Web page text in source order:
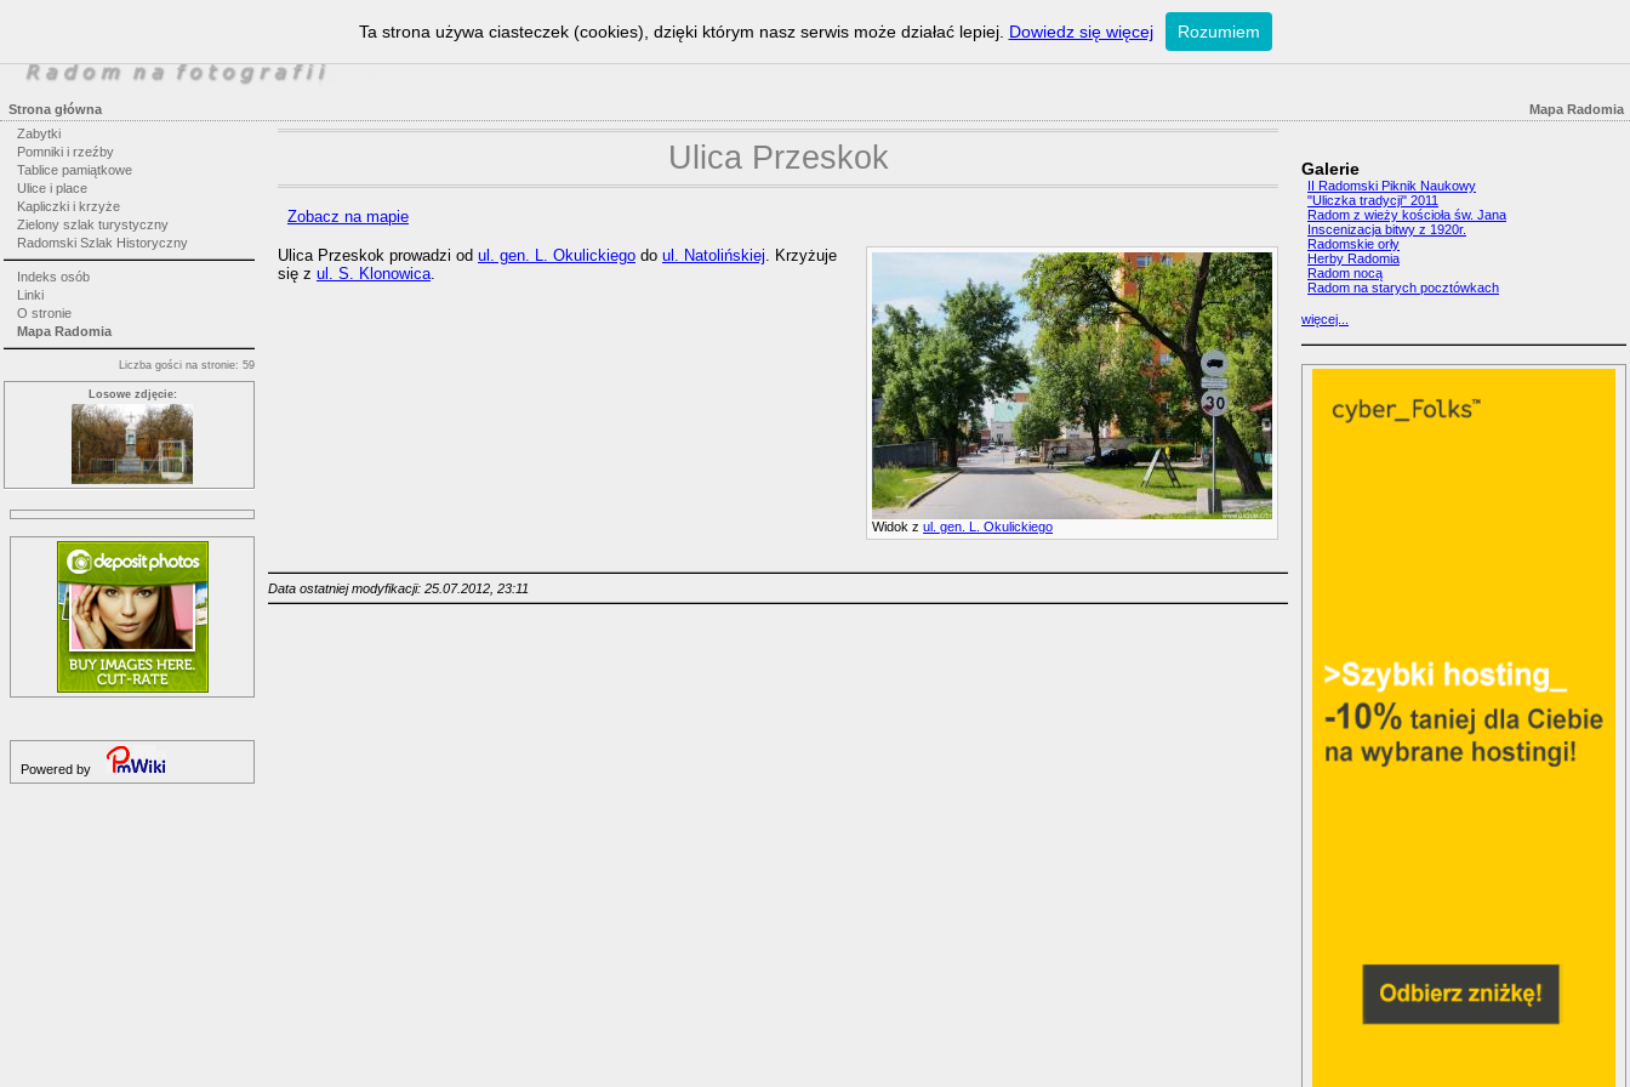
Mapa Radomia
Strona główna
Zabytki
Pomniki i rzeźby
Tablice pamiątkowe
Ulice i place
Kapliczki i krzyże
Zielony szlak turystyczny
Radomski Szlak Historyczny
Indeks osób
Linki
O stronie
Mapa Radomia
Liczba gości na stronie: 59
Losowe zdjęcie:
Powered by
Ulica Przeskok
Zobacz na mapie
Widok zul. gen. L. Okulickiego
Ulica Przeskok prowadzi od ul. gen. L. Okulickiegodo ul. Natolińskiej. Krzyżuje
się z ul. S. Klonowica.
Data ostatniej modyfikacji: 25.07.2012, 23:11
Galerie
II Radomski Piknik Naukowy
"Uliczka tradycji" 2011
Radom z wieży kościoła św. Jana
Inscenizacja bitwy z 1920r.
Radomskie orły
Herby Radomia
Radom nocą
Radom na starych pocztówkach
więcej...
Ta strona używa ciasteczek (cookies), dzięki którym nasz serwis może działać lepiej. Dowiedz się więcej Rozumiem